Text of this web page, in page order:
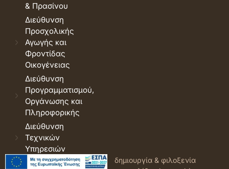
& Πρασίνου
Διεύθυνση
Προσχολικής
Αγωγής και
Φροντίδας
Οικογένειας
Διεύθυνση
Προγραμματισμού,
Οργάνωσης και
Πληροφορικής
Διεύθυνση
Τεχνικών
Υπηρεσιών
© 2026 Δήμος Δράμας. Όροι
δημιουργία & φιλοξενία